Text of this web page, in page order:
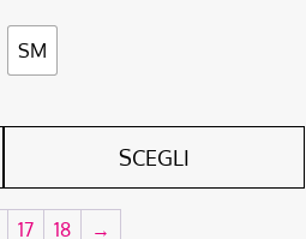
SM
SCEGLI
17 18 →